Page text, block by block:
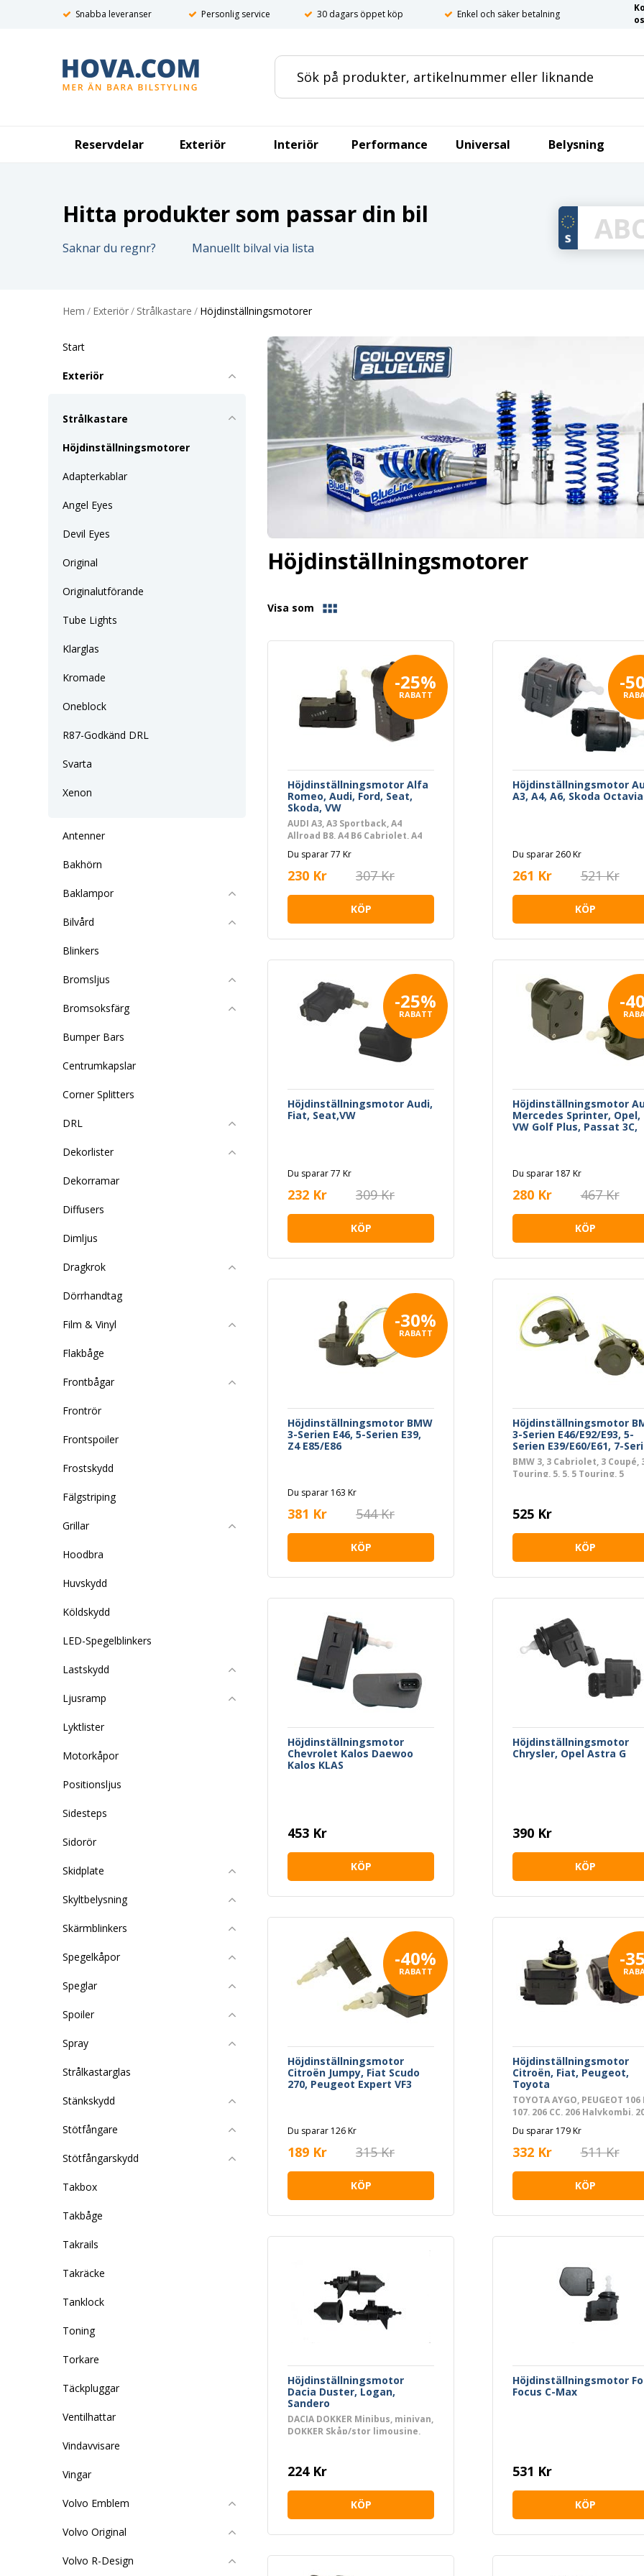
Snabba leveranser Personlig service 30 dagars öppet köp Enkel och säker betalning
Reservdelar Exteriör Interiör Performance Universal Belysning
Hitta produkter som passar din bil
Saknar du regnr? Manuellt bilval via lista
Hem / Exteriör/ Strålkastare / Höjdinställningsmotorer
Start
Exteriör
Strålkastare
Höjdinställningsmotorer
Adapterkablar
Angel Eyes
Devil Eyes
Original
Originalutförande
Tube Lights
Klarglas
Kromade
Oneblock
R87-Godkänd DRL
Svarta
Xenon
Antenner
Bakhörn
Baklampor
Bilvård
Blinkers
Bromsljus
Bromsoksfärg
Bumper Bars
Centrumkapslar
Corner Splitters
DRL
Dekorlister
Dekorramar
Diffusers
Dimljus
Dragkrok
Dörrhandtag
Film & Vinyl
Flakbåge
Frontbågar
Frontrör
Frontspoiler
Frostskydd
Fälgstriping
Grillar
Hoodbra
Huvskydd
Köldskydd
LED-Spegelblinkers
Lastskydd
Ljusramp
Lyktlister
Motorkåpor
Positionsljus
Sidesteps
Sidorör
Skidplate
Skyltbelysning
Skärmblinkers
Spegelkåpor
Speglar
Spoiler
Spray
Strålkastarglas
Stänkskydd
Stötfångare
Stötfångarskydd
Takbox
Takbåge
Takrails
Takräcke
Tanklock
Toning
Torkare
Täckpluggar
Ventilhattar
Vindavvisare
Vingar
Volvo Emblem
Volvo Original
Volvo R-Design
Höjdinställningsmotorer
Visa som
-25%
RABATT
Höjdinställningsmotor Alfa
Romeo, Audi, Ford, Seat,
Skoda, VW
AUDI A3, A3 Sportback, A4
Allroad B8, A4 B6 Cabriolet, A4
A4 B8, A4 B8 Avant, A8 D2, TT, TT
Roadster, VW CADDY III Minibus,
minivan, CADDY III Skåp/stor
limousine, GOLF V, GOLF V
Variant, MULTIVAN T5, NEW
BEETLE, NEW BEETLE Cabriolet,
TRANSPORTER T5 Flak/chassi,
OCTAVIA I, OCTAVIA I Combi,
OCTAVIA III, OCTAVIA III Combi,
YETI, FIAT STILO, FORD GALAXY I,
SEAT ALHAMBRA, ALFA ROMEO
147, IVECO DAILY III Buss, DAILY
III Flak/chassi, DAILY III Skåp,
SMART CABRIO, CITY-COUPE,
Du sparar 77 Kr
230 Kr 307 Kr
KÖP
-
Höjdinställningsmotor
A3, A4, A6, Skoda Octavia
Du sparar 260 Kr
261 Kr 521 Kr
KÖP
-25%
RABATT
Höjdinställningsmotor Audi,
Fiat, Seat,VW
Du sparar 77 Kr
232 Kr 309 Kr
KÖP
-
Höjdinställningsmotor
Mercedes Sprinter, Opel,
VW Golf Plus, Passat 3C,
Du sparar 187 Kr
280 Kr 467 Kr
KÖP
-30%
RABATT
Höjdinställningsmotor BMW
3-Serien E46, 5-Serien E39,
Z4 E85/E86
Du sparar 163 Kr
381 Kr 544 Kr
KÖP
Höjdinställningsmotor
3-Serien E46/E92/E93, 5-
Serien E39/E60/E61, 7-
E38/E65/E66, X5, Z4
BMW 3, 3 Cabriolet, 3 Coupé,
Touring, 5, 5, 5 Touring, 5
525 Kr
KÖP
Höjdinställningsmotor
Chevrolet Kalos Daewoo
Kalos KLAS
453 Kr
KÖP
Höjdinställningsmotor
Chrysler, Opel Astra G
390 Kr
KÖP
-40%
RABATT
Höjdinställningsmotor
Citroën Jumpy, Fiat Scudo
270, Peugeot Expert VF3
Du sparar 126 Kr
189 Kr 315 Kr
KÖP
-
Höjdinställningsmotor
Citroën, Fiat, Peugeot,
Toyota
TOYOTA AYGO, PEUGEOT 106
107, 206 CC, 206 Halvkombi,
Cabriolet, 306 Halvkombi,
406 Break, 406 Coupé, 607,
EXPERT, EXPERT Flak/chassi,
EXPERT Skåp, PARTNER
minivan, PARTNER Skåp/stor
limousine, FIAT SCUDO Buss,
Minibus, minivan, BERLINGO /
minivan, JUMPY, SAXO, XSARA,
XSARA Break, XSARA Coupé,
XSARA PICASSO, LANCIA ZETA
Du sparar 179 Kr
332 Kr 511 Kr
KÖP
Höjdinställningsmotor
Dacia Duster, Logan,
Sandero
DACIA DOKKER Minibus, minivan,
DOKKER Skåp/stor limousine,
LOGAN MCV II, LOGAN Pick-up,
SANDERO, SANDERO II
224 Kr
KÖP
Höjdinställningsmotor
Focus C-Max
531 Kr
KÖP